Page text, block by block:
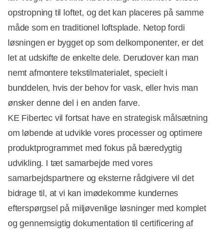
opstropning til loftet, og det kan placeres på samme
måde som en traditionel loftsplade. Netop fordi
løsningen er bygget op som delkomponenter, er det
let at udskifte de enkelte dele. Derudover kan man
nemt afmontere tekstilmaterialet, specielt i
bunddelen, hvis der behov for vask, eller hvis man
ønsker denne del i en anden farve.
KE Fibertec vil fortsat have en strategisk målsætning
om løbende at udvikle vores processer og optimere
produktprogrammet med fokus på bæredygtig
udvikling. I tæt samarbejde med vores
samarbejdspartnere og eksterne rådgivere vil det
bidrage til, at vi kan imødekomme kundernes
efterspørgsel på miljøvenlige løsninger med komplet
og gennemsigtig dokumentation til certificering af